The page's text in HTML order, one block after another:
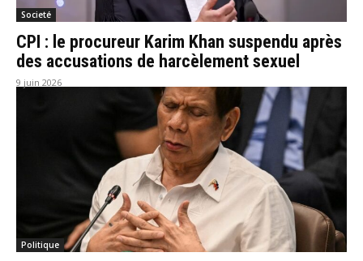
Societé
CPI : le procureur Karim Khan suspendu après
des accusations de harcèlement sexuel
9 juin 2026
Politique